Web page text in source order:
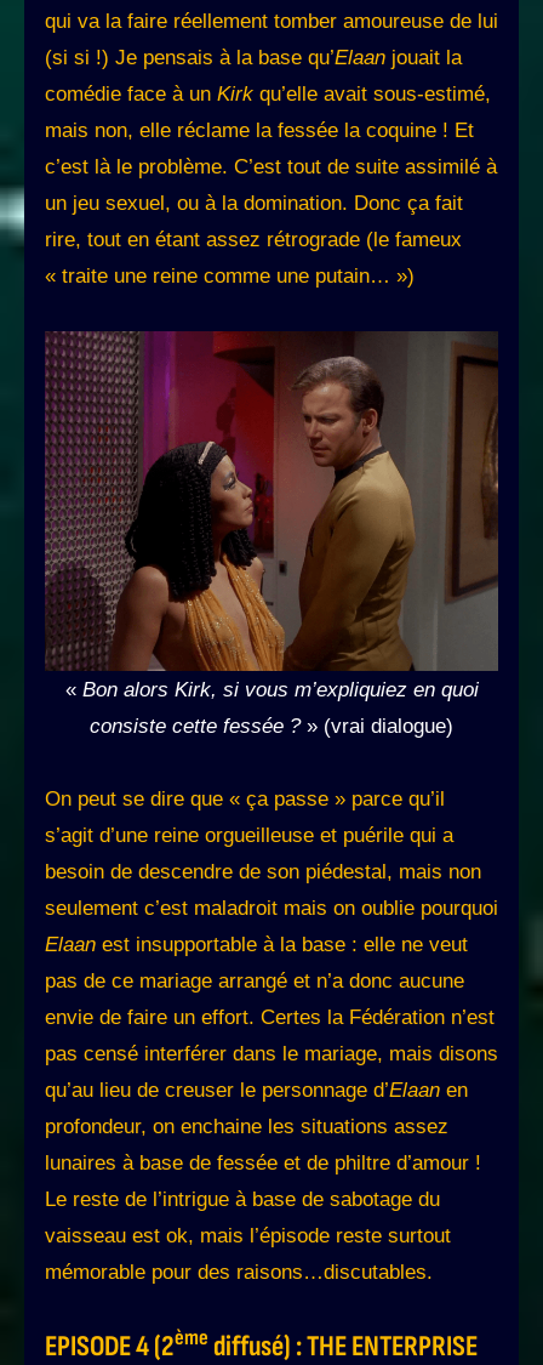
qui va la faire réellement tomber amoureuse de lui
(si si !) Je pensais à la base qu’Elaan jouait la
comédie face à un Kirk qu’elle avait sous-estimé,
mais non, elle réclame la fessée la coquine ! Et
c’est là le problème. C’est tout de suite assimilé à
un jeu sexuel, ou à la domination. Donc ça fait
rire, tout en étant assez rétrograde (le fameux
« traite une reine comme une putain… »)
« Bon alors Kirk, si vous m’expliquiez en quoi
consiste cette fessée ?» (vrai dialogue)
On peut se dire que « ça passe » parce qu’il
s’agit d’une reine orgueilleuse et puérile qui a
besoin de descendre de son piédestal, mais non
seulement c’est maladroit mais on oublie pourquoi
Elaan est insupportable à la base : elle ne veut
pas de ce mariage arrangé et n’a donc aucune
envie de faire un effort. Certes la Fédération n’est
pas censé interférer dans le mariage, mais disons
qu’au lieu de creuser le personnage d’Elaan en
profondeur, on enchaine les situations assez
lunaires à base de fessée et de philtre d’amour !
Le reste de l’intrigue à base de sabotage du
vaisseau est ok, mais l’épisode reste surtout
mémorable pour des raisons…discutables.
EPISODE 4 (2ème diffusé) : THE ENTERPRISE